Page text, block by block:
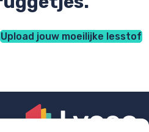
Upload jouw moeilijke lesstof